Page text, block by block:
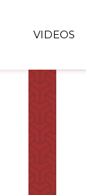
VIDEOS